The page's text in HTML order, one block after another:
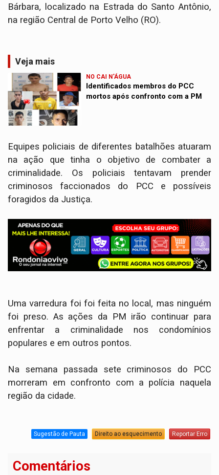
Bárbara, localizado na Estrada do Santo Antônio,
na região Central de Porto Velho (RO).
Veja mais
NO CAI N'ÁGUA
Identificados membros do PCC
mortos após confronto com a PM
Equipes policiais de diferentes batalhões atuaram
na ação que tinha o objetivo de combater a
criminalidade. Os policiais tentavam prender
criminosos faccionados do PCC e possíveis
foragidos da Justiça.
Uma varredura foi foi feita no local, mas ninguém
foi preso. As ações da PM irão continuar para
enfrentar a criminalidade nos condomínios
populares e em outros pontos.
Na semana passada sete criminosos do PCC
morreram em confronto com a polícia naquela
região da cidade.
Sugestão de Pauta Direito ao esquecimento Reportar Erro
Comentários